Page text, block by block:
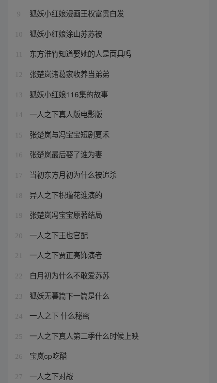
9 狐妖小红娘漫画王权富贵白发
10 狐妖小红娘涂山苏苏被
东方淮竹知道娶她的人是面具吗
12 张楚岚诸葛家收养当弟弟
13 狐妖小红娘116集的故事
14 一人之下真人版电影版
15 张楚岚与冯宝宝短剧夏禾
16 张楚岚最后娶了谁为妻
17 当初东方月初为什么被追杀
18 异人之下枳瑾花谁演的
19 张楚岚冯宝宝原著结局
20 一人之下王也官配
21 一人之下贾正亮饰演者
22 白月初为什么不敢爱苏苏
23 狐妖无暮篇下一篇是什么
24 一人之下 什么秘密
25 一人之下真人第二季什么时候上映
26 宝岚cp吃醋
27 一人之下对战